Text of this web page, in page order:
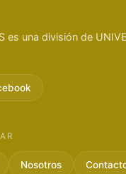
es una división de
Nosotros